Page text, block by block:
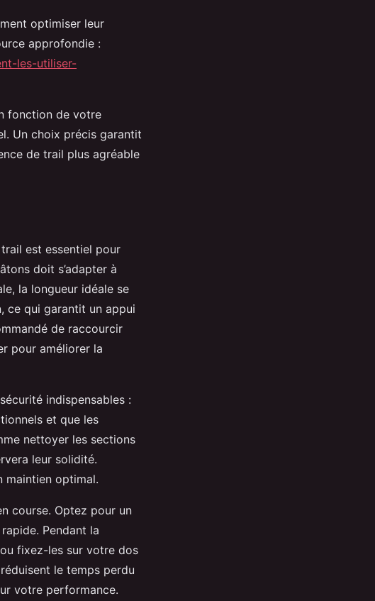
optimiser leur
approfondie :
les-utiliser-
fonction de votre
Un choix précis garantit
de trail plus agréable
est essentiel pour
doit s’adapter à
la longueur idéale se
ce qui garantit un appui
de raccourcir
pour améliorer la
indispensables :
et que les
nettoyer les sections
leur solidité.
maintien optimal.
course. Optez pour un
Pendant la
fixez-les sur votre dos
le temps perdu
votre performance.